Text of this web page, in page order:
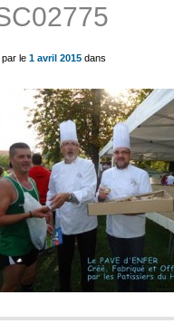
?>
le 1 avril 2015 dans